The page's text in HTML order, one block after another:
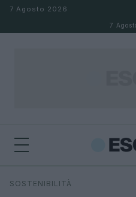
Salta al contenuto
7 Agosto 2026
7
Cerca
SOSTENIBILITÀ